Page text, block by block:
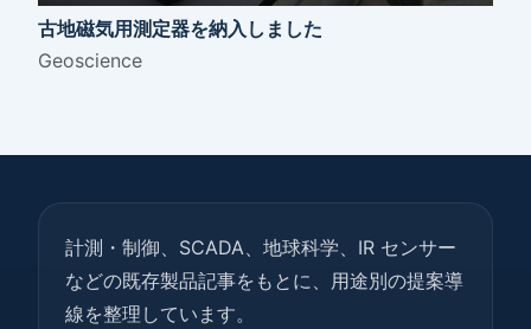
古地磁気用測定器を納入しました
Geoscience
計測・制御、SCADA、地球科学、IR センサー
などの既存製品記事をもとに、用途別の提案導
線を整理しています。